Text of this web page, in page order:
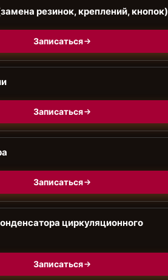
резинок, креплений, кнопок)
Записаться
Записаться
Записаться
циркуляционного
Записаться